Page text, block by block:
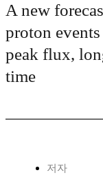
A new
proton
peak flux,
time
저자